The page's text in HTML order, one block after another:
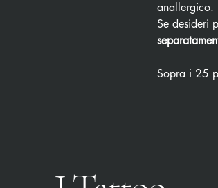
anallergico.
Se desideri
Sopra i 25